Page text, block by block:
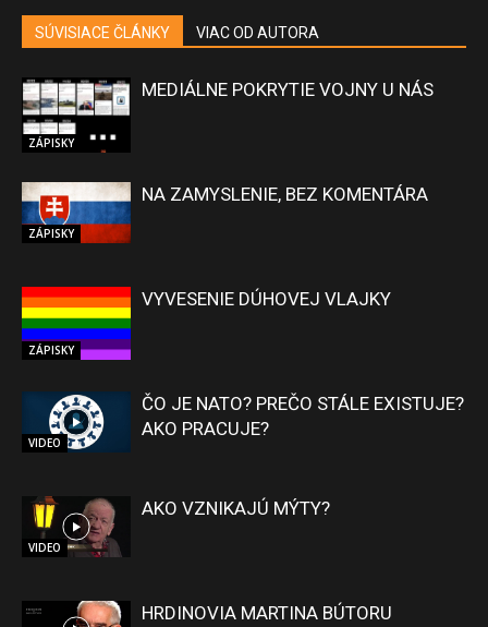
SÚVISIACE ČLÁNKY VIAC OD AUTORA
ZÁPISKY
MEDIÁLNE POKRYTIE VOJNY U NÁS
ZÁPISKY
NA ZAMYSLENIE, BEZ KOMENTÁRA
ZÁPISKY
VYVESENIE DÚHOVEJ VLAJKY
VIDEO
ČO JE NATO? PREČO STÁLE EXISTUJE?
AKO PRACUJE?
VIDEO
AKO VZNIKAJÚ MÝTY?
HRDINOVIA MARTINA BÚTORU